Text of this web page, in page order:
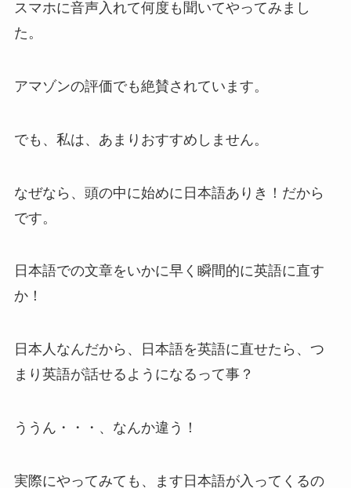
スマホに音声入れて何度も聞いてやってみまし
た。
アマゾンの評価でも絶賛されています。
でも、 私は、あまりおすすめしません。
なぜなら、頭の中に始めに日本語ありき！だから
です。
日本語での文章をいかに早く瞬間的に英語に直す
か！
日本人なんだから、日本語を英語に直せたら、つ
まり英語が話せるようになるって事？
ううん・・・、なんか違う！
実際にやってみても、ます日本語が入ってくるの